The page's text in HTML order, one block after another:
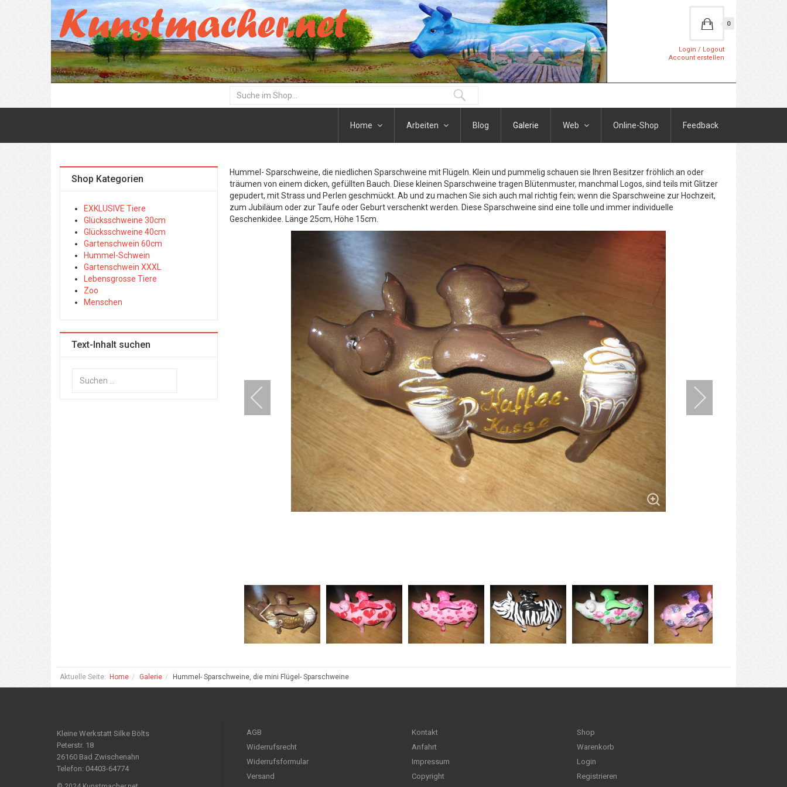
0
Login / Logout
Account erstellen
Home Arbeiten Blog Galerie Web Online-Shop Feedback
Hummel- Sparschweine, die niedlichen Sparschweine mit Flügeln. Klein und pummelig schauen sie Ihren Besitzer fröhlich an oder
träumen von einem dicken, gefüllten Bauch. Diese kleinen Sparschweine tragen Blütenmuster, manchmal Logos, sind teils mit Glitzer
gepudert, mit Strass und Perlen geschmückt. Ab und zu machen Sie sich auch mal richtig fein; wenn die Sparschweine zur Hochzeit,
zum Jubiläum oder zur Taufe oder Geburt verschenkt werden. Diese Sparschweine sind eine tolle und immer individuelle
Geschenkidee. Länge 25cm, Höhe 15cm.
Shop Kategorien
EXKLUSIVE Tiere
Glücksschweine 30cm
Glücksschweine 40cm
Gartenschwein 60cm
Hummel-Schwein
Gartenschwein XXXL
Lebensgrosse Tiere
Zoo
Menschen
Text-Inhalt suchen
Aktuelle Seite: Home Galerie Hummel- Sparschweine, die mini Flügel- Sparschweine
Kleine Werkstatt Silke Bölts
Peterstr. 18
26160 Bad Zwischenahn
Telefon: 04403-64774
AGB
Widerrufsrecht
Widerrufsformular
Versand
Kontakt
Anfahrt
Impressum
Copyright
Shop
Warenkorb
Login
Registrieren